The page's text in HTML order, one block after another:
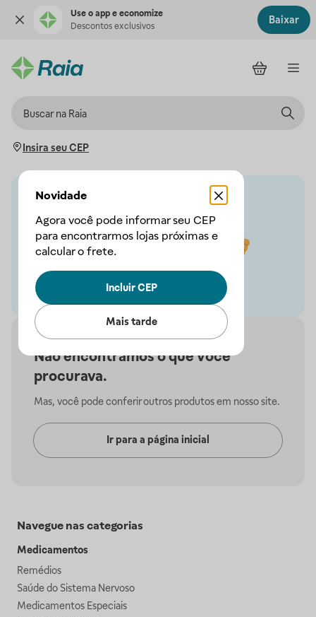
Use o app e economize
Descontos exclusivos
Baixar
Insira seu CEP
Novidade
Agora você pode informar seu CEP
para encontrarmos lojas próximas e
calcular o frete.
Incluir CEP
Mais tarde
Não encontramos o que você
procurava.
Mas, você pode conferir outros produtos em nosso site.
Ir para a página inicial
Navegue nas categorias
Medicamentos
Remédios
Saúde do Sistema Nervoso
Medicamentos Especiais